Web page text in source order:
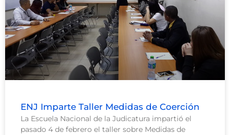
ENJ Imparte Taller Medidas de Coerción
La Escuela Nacional de la Judicatura impartió el
pasado 4 de febrero el taller sobre Medidas de